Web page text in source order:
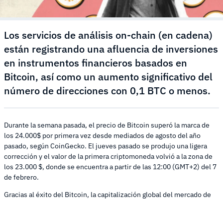
Los servicios de análisis on-chain (en cadena)
están registrando una afluencia de inversiones
en instrumentos financieros basados en
Bitcoin, así como un aumento significativo del
número de direcciones con 0,1 BTC o menos.
Durante la semana pasada, el precio de Bitcoin superó la marca de
los 24.000$ por primera vez desde mediados de agosto del año
pasado, según CoinGecko. El jueves pasado se produjo una ligera
corrección y el valor de la primera criptomoneda volvió a la zona de
los 23.000 $, donde se encuentra a partir de las 12:00 (GMT+2) del 7
de febrero.
Gracias al éxito del Bitcoin, la capitalización global del mercado de